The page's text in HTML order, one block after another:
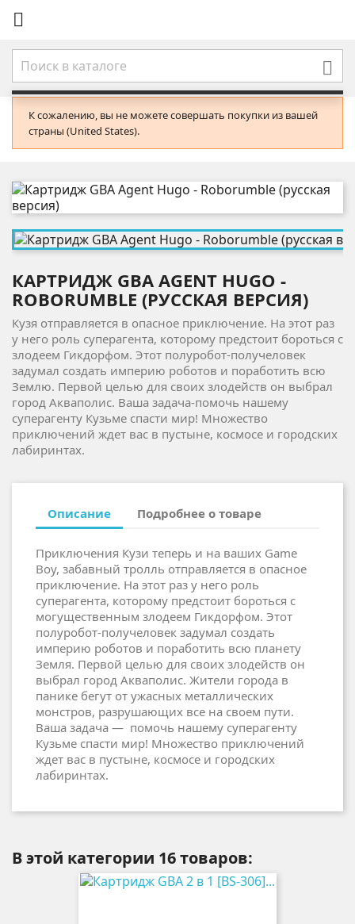


К сожалению, вы не можете совершать покупки из вашей
страны (United States).
КАРТРИДЖ GBA AGENT HUGO -
ROBORUMBLE (РУССКАЯ ВЕРСИЯ)
Кузя отправляется в опасное приключение. На этот раз
у него роль суперагента, которому предстоит бороться с
злодеем Гикдорфом. Этот полуробот-получеловек
задумал создать империю роботов и поработить всю
Землю. Первой целью для своих злодейств он выбрал
город Акваполис. Ваша задача-помочь нашему
суперагенту Кузьме спасти мир! Множество
приключений ждет вас в пустыне, космосе и городских
лабиринтах.
Описание Подробнее о товаре
Приключения Кузи теперь и на ваших Game
Boy, забавный тролль отправляется в опасное
приключение. На этот раз у него роль
суперагента, которому предстоит бороться с
могущественным злодеем Гикдорфом. Этот
полуробот-получеловек задумал создать
империю роботов и поработить всю планету
Земля. Первой целью для своих злодейств он
выбрал город Акваполис. Жители города в
панике бегут от ужасных металлических
монстров, разрушающих все на своем пути.
Ваша задача — помочь нашему суперагенту
Кузьме спасти мир! Множество приключений
ждет вас в пустыне, космосе и городских
лабиринтах.
В этой категории 16 товаров: